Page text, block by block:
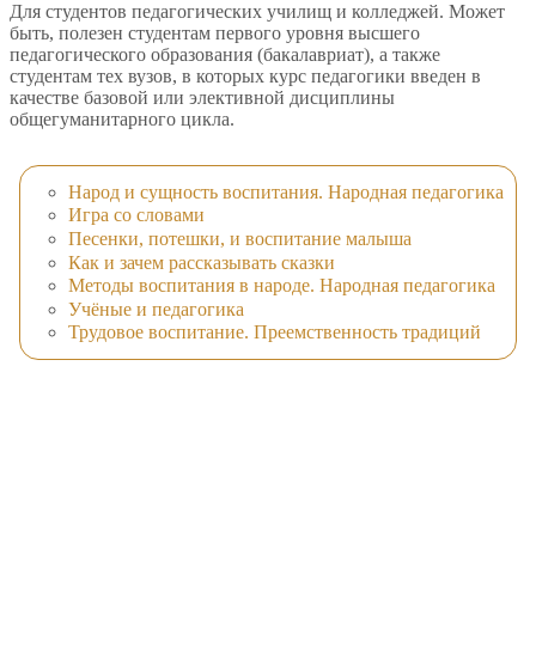
Для студентов педагогических училищ и колледжей. Может
быть, полезен студентам первого уровня высшего
педагогического образования (бакалавриат), а также
студентам тех вузов, в которых курс педагогики введен в
качестве базовой или элективной дисциплины
общегуманитарного цикла.
Народ и сущность воспитания. Народная педагогика
Игра со словами
Песенки, потешки, и воспитание малыша
Как и зачем рассказывать сказки
Методы воспитания в народе. Народная педагогика
Учёные и педагогика
Трудовое воспитание. Преемственность традиций